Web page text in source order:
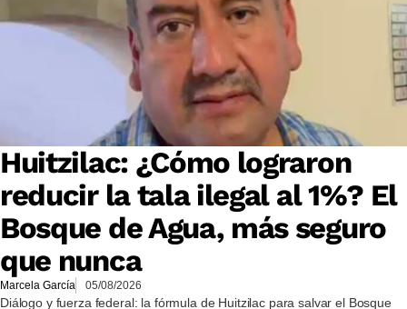
Huitzilac: ¿Cómo lograron
reducir la tala ilegal al 1%? El
Bosque de Agua, más seguro
que nunca
Marcela García 05/08/2026
Diálogo y fuerza federal: la fórmula de Huitzilac para salvar el Bosque